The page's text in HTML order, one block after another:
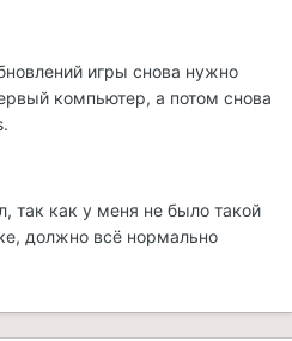
игры снова нужно
компьютер, а потом снова
так как у меня не было такой
должно всё нормально